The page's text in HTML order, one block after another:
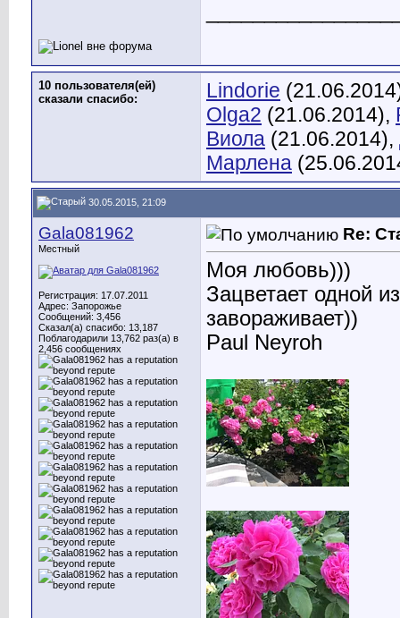
10 пользователя(ей)
сказали cпасибо:
Lindorie
Olga2 (21.06.2014),
Виола (21.06.2014),
Марлена
30.05.2015, 21:09
Gala081962
Местный
Регистрация: 17.07.2011
Адрес: Запорожье
Сообщений: 3,456
Сказал(а) спасибо: 13,187
Поблагодарили 13,762 раз(а) в
2,456 сообщениях
Re:
Моя любовь)))
Зацветает одной
завораживает))
Paul Neyroh